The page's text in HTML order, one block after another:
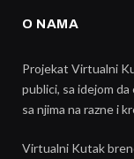
O NAMA
Projekat Virtualni
publici, sa idejom
sa njima na razne i
Virtualni Kutak